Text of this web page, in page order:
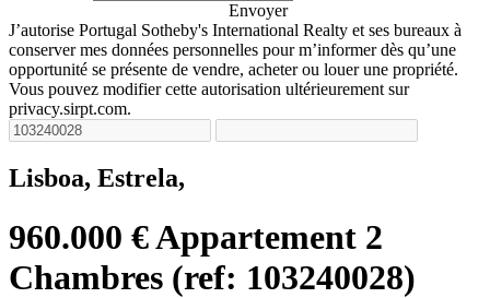
Envoyer
J’autorise Portugal Sotheby's International Realty et ses bureaux à
conserver mes données personnelles pour m’informer dès qu’une
opportunité se présente de vendre, acheter ou louer une propriété.
Vous pouvez modifier cette autorisation ultérieurement sur
privacy.sirpt.com.
Lisboa, Estrela,
960.000 €Appartement 2
Chambres (ref: 103240028)